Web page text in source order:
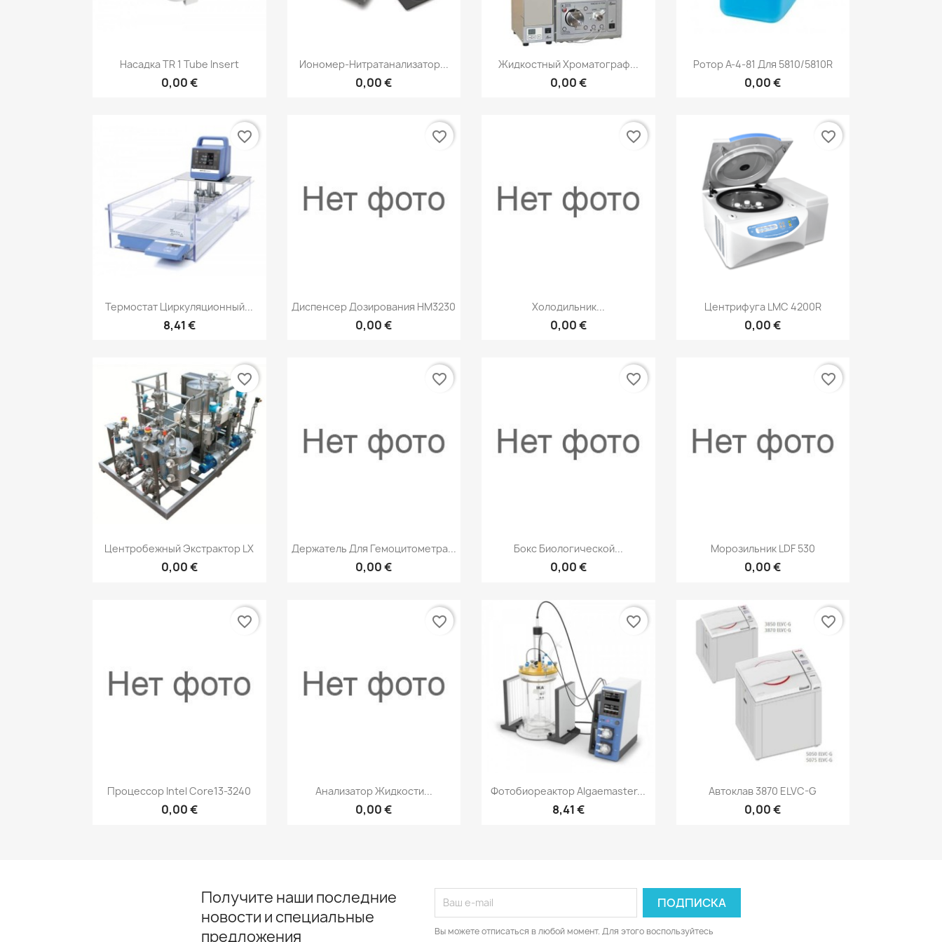
Быстрый просмотр
Насадка TR 1 Tube Insert
0,00 €
Быстрый просмотр
Иономер-Нитратанализатор...
0,00 €
Быстрый просмотр
Жидкостный Хроматограф...
0,00 €
Быстрый просмотр
Ротор A-4-81 Для 5810/5810R
0,00 €
Быстрый просмотр
Термостат Циркуляционный...
8,41 €
favorite_border
Быстрый просмотр
Диспенсер Дозирования HM3230
0,00 €
favorite_border
Быстрый просмотр
Холодильник...
0,00 €
favorite_border
Быстрый просмотр
Центрифуга LMC 4200R
0,00 €
favorite_border
Быстрый просмотр
Центробежный Экстрактор LX
0,00 €
favorite_border
Быстрый просмотр
Держатель Для Гемоцитометра...
0,00 €
favorite_border
Быстрый просмотр
Бокс Биологической...
0,00 €
favorite_border
Быстрый просмотр
Морозильник LDF 530
0,00 €
favorite_border
Быстрый просмотр
Процессор Intel Core13-3240
0,00 €
favorite_border
Быстрый просмотр
Анализатор Жидкости...
0,00 €
favorite_border
Быстрый просмотр
Фотобиореактор Algaemaster...
8,41 €
favorite_border
Быстрый просмотр
Автоклав 3870 ELVC-G
0,00 €
favorite_border
Получите наши последние
новости и специальные
предложения
Вы можете отписаться в любой момент. Для этого воспользуйтесь